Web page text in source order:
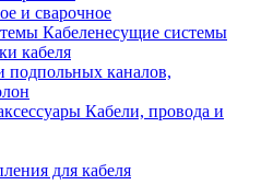
и сварочное
Кабеленесущие системы
кабеля
каналов,
Кабели, провода и
для кабеля